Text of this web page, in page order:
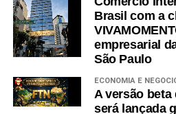
poços de monitoramento para
água subterrânea.
e mitigação de impactos
Além disso, o relator
precaução para evitar danos
Brasil com a
empresarial
São Paulo
ECONOMIA E
A versão beta
será lançada